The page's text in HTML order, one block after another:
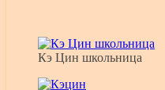
Кэ Цин школьница